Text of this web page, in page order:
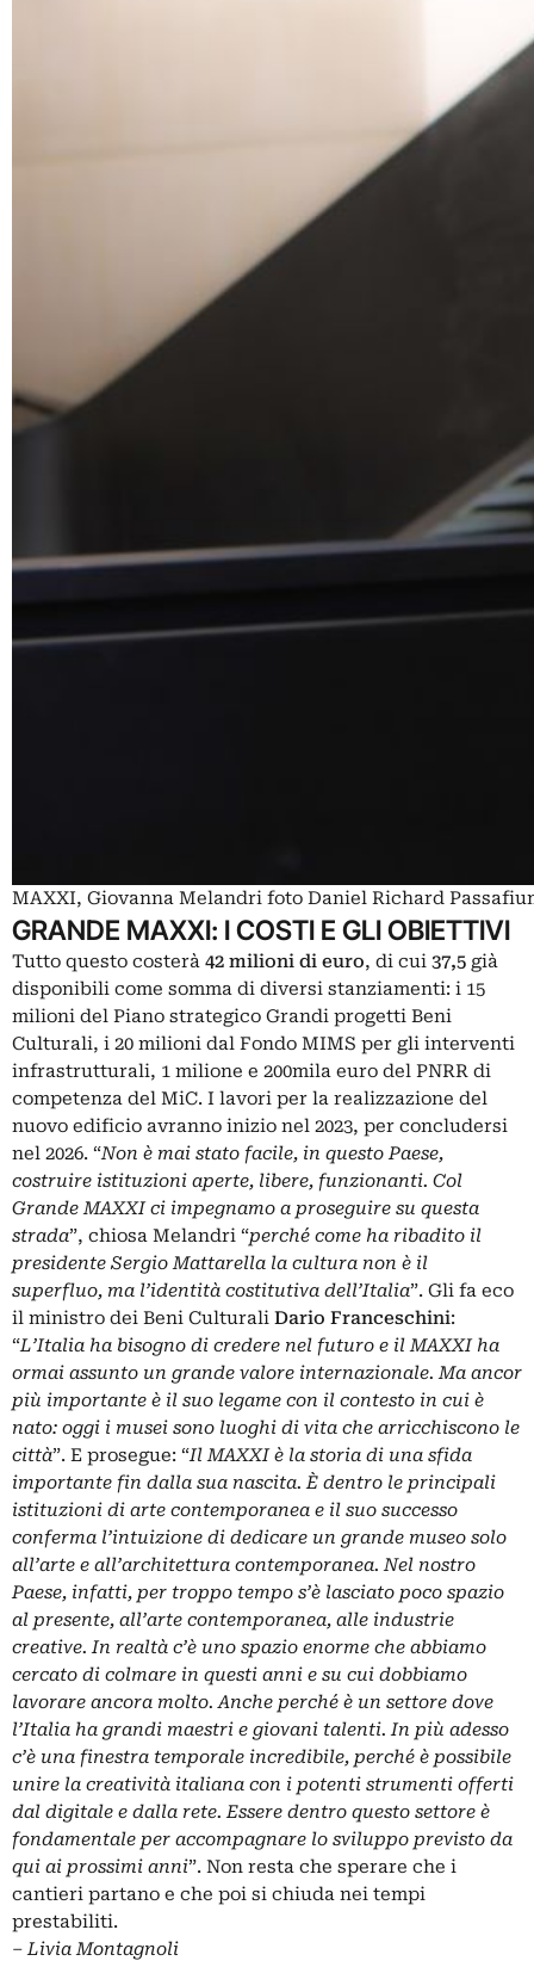
MAXXI, Giovanna Melandri foto Daniel Richard
GRANDE MAXXI: I COSTI E GLI OBIETTIVI
Tutto questo costerà 42 milioni di euro, di cui 37,5 già
disponibili come somma di diversi stanziamenti: i 15
milioni del Piano strategico Grandi progetti Beni
Culturali, i 20 milioni dal Fondo MIMS per gli interventi
infrastrutturali, 1 milione e 200mila euro del PNRR di
competenza del MiC. I lavori per la realizzazione del
nuovo edificio avranno inizio nel 2023, per concludersi
nel 2026. “Non è mai stato facile, in questo Paese,
costruire istituzioni aperte, libere, funzionanti. Col
Grande MAXXI ci impegnamo a proseguire su questa
strada”, chiosa Melandri “perché come ha ribadito il
presidente Sergio Mattarella la cultura non è il
superfluo, ma l’identità costitutiva dell’Italia”. Gli fa eco
il ministro dei Beni Culturali Dario Franceschini:
“L’Italia ha bisogno di credere nel futuro e il MAXXI ha
ormai assunto un grande valore internazionale. Ma ancor
più importante è il suo legame con il contesto in cui è
nato: oggi i musei sono luoghi di vita che arricchiscono le
città”. E prosegue: “Il MAXXI è la storia di una sfida
importante fin dalla sua nascita. È dentro le principali
istituzioni di arte contemporanea e il suo successo
conferma l’intuizione di dedicare un grande museo solo
all’arte e all’architettura contemporanea. Nel nostro
Paese, infatti, per troppo tempo s’è lasciato poco spazio
al presente, all’arte contemporanea, alle industrie
creative. In realtà c’è uno spazio enorme che abbiamo
cercato di colmare in questi anni e su cui dobbiamo
lavorare ancora molto. Anche perché è un settore dove
l’Italia ha grandi maestri e giovani talenti. In più adesso
c’è una finestra temporale incredibile, perché è possibile
unire la creatività italiana con i potenti strumenti offerti
dal digitale e dalla rete. Essere dentro questo settore è
fondamentale per accompagnare lo sviluppo previsto da
qui ai prossimi anni”. Non resta che sperare che i
cantieri partano e che poi si chiuda nei tempi
prestabiliti.
– Livia Montagnoli